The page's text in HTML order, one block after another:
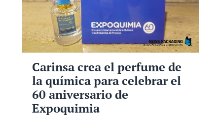
Carinsa crea el perfume de
la química para celebrar el
60 aniversario de
Expoquimia